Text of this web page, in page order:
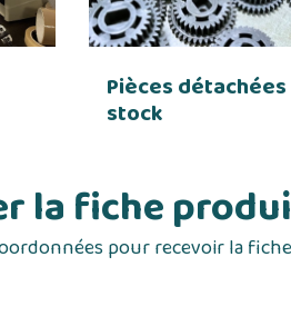
Pièces
stock
la fiche
pour recevoir la